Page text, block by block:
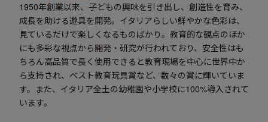
1950年創業以来、子どもの興味を引き出し、創造性を育み、
成長を助ける遊具を開発。イタリアらしい鮮やかな色彩は、
見ているだけで楽しくなるものばかり。教育的な観点のほか
にも多彩な視点から開発・研究が行われており、安全性はも
ちろん高品質で長く使用できると教育現場を中心に世界中か
ら支持され、ベスト教育玩具賞など、数々の賞に輝いていま
す。また、イタリア全土の幼稚園や小学校に100%導入されて
います。